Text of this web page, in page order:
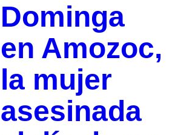
Dominga
en Amozoc,
la mujer
asesinada